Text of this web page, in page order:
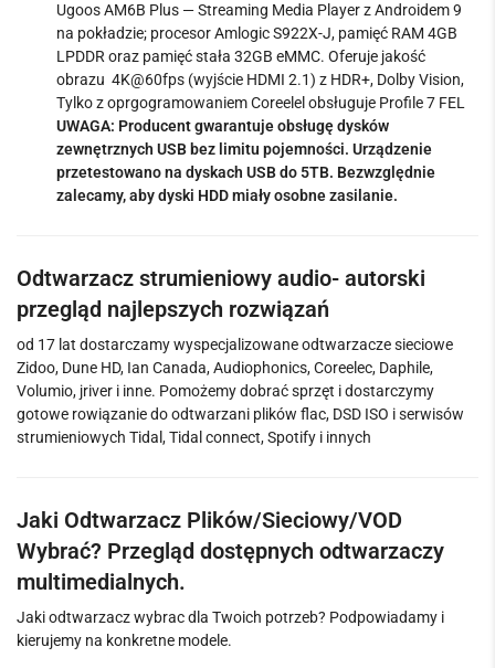
Ugoos AM6B Plus — Streaming Media Player z Androidem 9
na pokładzie; procesor Amlogic S922X-J, pamięć RAM 4GB
LPDDR oraz pamięć stała 32GB eMMC. Oferuje jakość
obrazu 4K@60fps (wyjście HDMI 2.1) z HDR+, Dolby Vision,
Tylko z oprgogramowaniem Coreelel obsługuje Profile 7 FEL
UWAGA: Producent gwarantuje obsługę dysków
zewnętrznych USB bez limitu pojemności. Urządzenie
przetestowano na dyskach USB do 5TB. Bezwzględnie
zalecamy, aby dyski HDD miały osobne zasilanie.
Odtwarzacz strumieniowy audio- autorski
przegląd najlepszych rozwiązań
od 17 lat dostarczamy wyspecjalizowane odtwarzacze sieciowe
Zidoo, Dune HD, Ian Canada, Audiophonics, Coreelec, Daphile,
Volumio, jriver i inne. Pomożemy dobrać sprzęt i dostarczymy
gotowe rowiązanie do odtwarzani plików flac, DSD ISO i serwisów
strumieniowych Tidal, Tidal connect, Spotify i innych
Jaki Odtwarzacz Plików/Sieciowy/VOD
Wybrać? Przegląd dostępnych odtwarzaczy
multimedialnych.
Jaki odtwarzacz wybrac dla Twoich potrzeb? Podpowiadamy i
kierujemy na konkretne modele.